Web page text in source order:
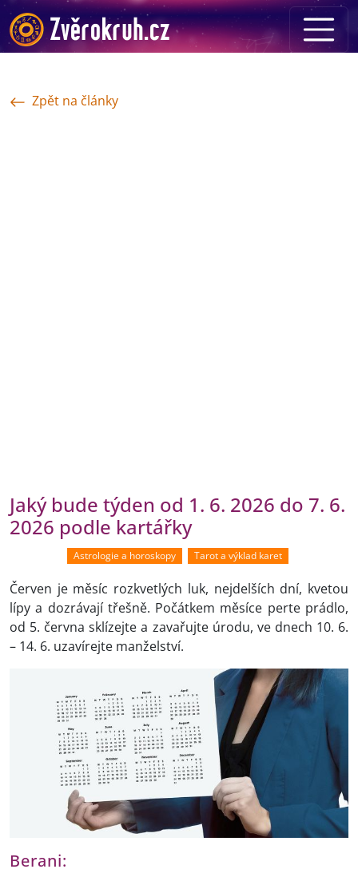
Zpět na články
Jaký bude týden od 1. 6. 2026 do 7. 6.
2026 podle kartářky
Astrologie a horoskopy Tarot a výklad karet
Červen je měsíc rozkvetlých luk, nejdelších dní, kvetou
lípy a dozrávají třešně. Počátkem měsíce perte prádlo,
od 5. června sklízejte a zavařujte úrodu, ve dnech 10. 6.
– 14. 6. uzavírejte manželství.
Berani: